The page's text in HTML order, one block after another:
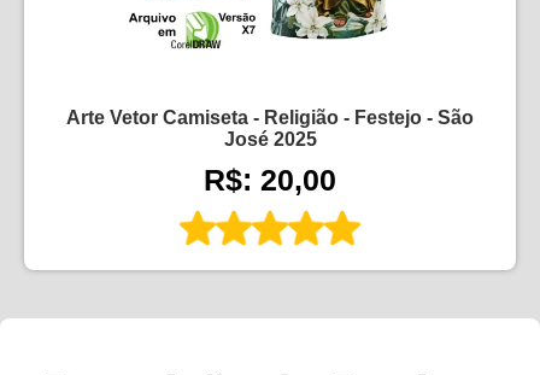
Arte Vetor Camiseta - Religião - Festejo - São
José 2025
R$: 20,00